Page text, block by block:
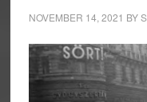
NOVEMBER 14, 2021 BY